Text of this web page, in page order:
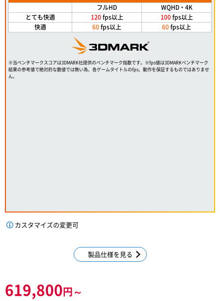
フルHD
WQHD・4K
とても快適
120fps以上 100fps以上
快適
60fps以上 60fps以上
※当ベンチマークスコアは3DMARK社提供のベンチマーク指数です。※fps値は3DMARKベンチマーク
結果の参考値で絶対的な数値では無い為、各ゲームタイトルのfps、動作を保証するものではありませ
ん。
カスタマイズの変更可
製品仕様を見る
619,800円～